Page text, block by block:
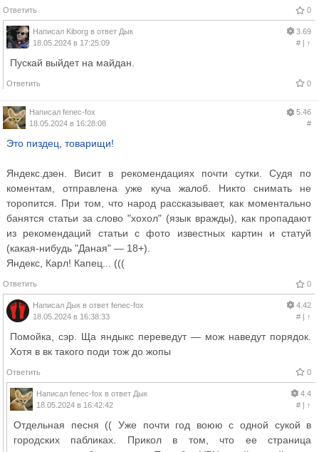
Ответить 0
Написал Kiborg в ответ Дык
18.05.2024 в 17:25:09
3.69
#| ↑
Пускай выйдет на майдан.
Ответить 0
Написал fenec-fox
18.05.2024 в 16:28:08
5.46
#
Это пиздец, товарищи!
Яндекс.дзен. Висит в рекомендациях почти сутки. Судя по
коментам, отправлена уже куча жалоб. Никто снимать не
торопится. При том, что народ рассказывает, как моментально
банятся статьи за слово "хохол" (язык вражды), как пропадают
из рекомендаций статьи с фото известных картин и статуй
(какая-нибудь "Даная" — 18+).
Яндекс, Карл! Капец... (((
Ответить 0
Написал Дык в ответ fenec-fox
18.05.2024 в 16:38:33
4.42
#| ↑
Помойка, сэр. Ща яндыкс переведут — мож наведут порядок.
Хотя в вк такого поди тож до жопы
Ответить 0
Написал fenec-fox в ответ Дык
18.05.2024 в 16:42:42
4.4
#| ↑
Отдельная песня (( Уже почти год воюю с одной сукой в
городских пабликах. Прикол в том, что ее страница